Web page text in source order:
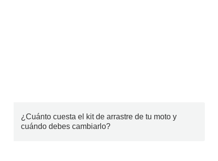
¿Cuánto cuesta el kit de arrastre de tu moto y
cuándo debes cambiarlo?